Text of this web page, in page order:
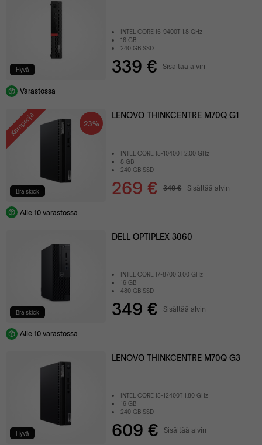
Hyvä
INTEL CORE I5-9400T 1.8 GHz
16 GB
240 GB SSD
339 € Sisältää alvin
Varastossa
Kampanja 23%
Bra skick
LENOVO THINKCENTRE M70Q G1
INTEL CORE I5-10400T 2.00 GHz
8 GB
240 GB SSD
269 € 349 € Sisältää alvin
Alle 10 varastossa
Bra skick
DELL OPTIPLEX 3060
INTEL CORE I7-8700 3.00 GHz
16 GB
480 GB SSD
349 € Sisältää alvin
Alle 10 varastossa
Hyvä
LENOVO THINKCENTRE M70Q G3
INTEL CORE I5-12400T 1.80 GHz
16 GB
240 GB SSD
609 € Sisältää alvin